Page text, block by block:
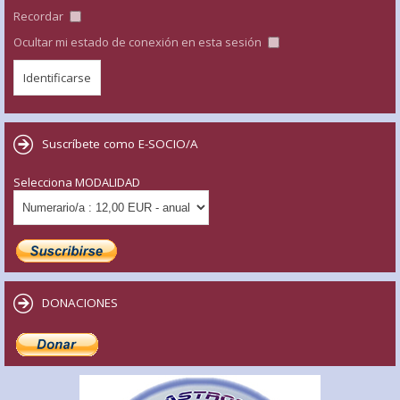
Recordar
Ocultar mi estado de conexión en esta sesión
Suscríbete como E-SOCIO/A
Selecciona MODALIDAD
DONACIONES